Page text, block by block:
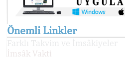
Önemli Linkler
İmsâk Vakti